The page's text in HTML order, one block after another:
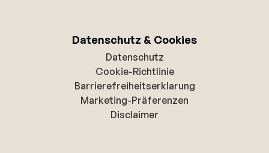
Datenschutz & Cookies
Datenschutz
Cookie-Richtlinie
Barrierefreiheitserklarung
Marketing-Präferenzen
Disclaimer